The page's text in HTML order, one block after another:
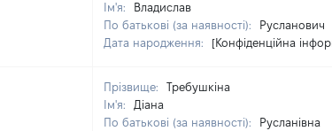
Ім'я:
Владислав
По батькові (за наявності):
Русланович
Дата народження:
[Конфіденційна
Прізвище:
Требушкіна
Ім'я:
Діана
По батькові (за наявності):
Русланівна